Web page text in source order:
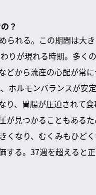
？
れる。この期間は大き
りが現れる時期。多く
から流産の心配が常に
ホルモンバランスが安
り、胃腸が圧迫されて
見つかることもあるた
くなり、むくみもひど
する。37週を超えると